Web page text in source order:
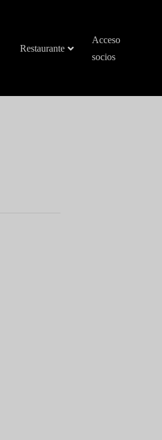
Restaurante
Acceso
socios